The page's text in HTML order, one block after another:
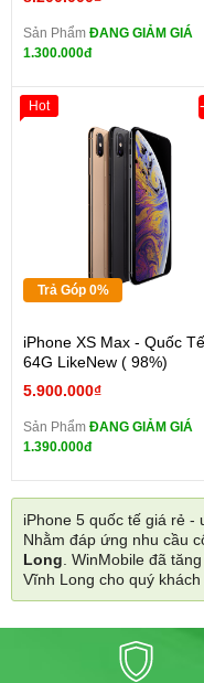
Sản Phẩm ĐANG GIẢM GIÁ
1.300.000đ
Trả Góp 0%
iPhone XS Max - Quốc
64G LikeNew ( 98%)
5.900.000₫
Sản Phẩm ĐANG GIẢM GIÁ
1.390.000đ
Hot
iPhone 5 quốc tế giá rẻ -
Nhằm đáp ứng nhu cầu
Long. WinMobile đã
Vĩnh Long cho quý